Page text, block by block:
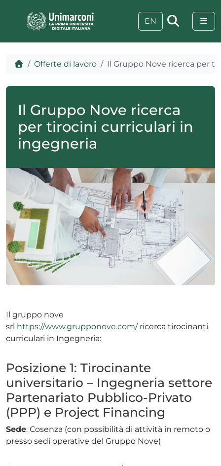
EN
Home
Offerte di lavoro Il Gruppo Nove ricerca per
Il Gruppo Nove ricerca
per tirocini curriculari in
ingegneria
Il gruppo nove
srl https://www.grupponove.com/ricerca tirocinanti
curriculari in Ingegneria:
Posizione 1: Tirocinante
universitario – Ingegneria settore
Partenariato Pubblico-Privato
(PPP) e Project Financing
Sede: Cosenza (con possibilità di attività in remoto o
presso sedi operative del Gruppo Nove)